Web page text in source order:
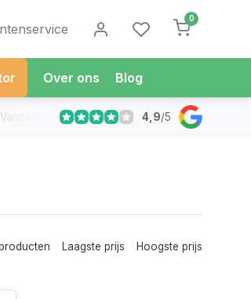
0
Over ons Blog
Vandaag besteldMorgen in Huis*
4,9/5
Laagste prijs Hoogste prijs